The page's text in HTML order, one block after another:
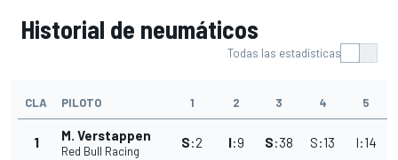
Historial de neumáticos
Todas las estadísticas
CLA PILOTO 1 2 3 4 5
1 M. Verstappen
Red Bull Racing
S:2 I:9 S:38 S:13 I:14